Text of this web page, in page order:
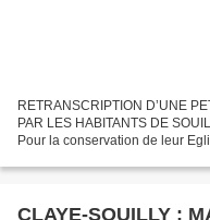
RETRANSCRIPTION D’UNE
PAR LES HABITANTS DE
Pour la conservation de leur
CLAYE-SOUILLY :